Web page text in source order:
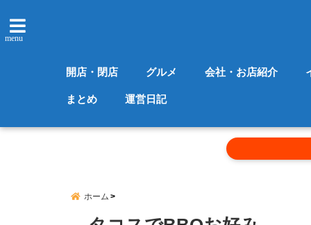
menu
開店・閉店 グルメ 会社・お店紹介
まとめ 運営日記
ホーム